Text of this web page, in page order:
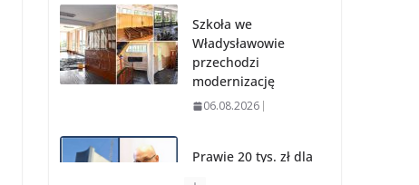
Szkoła we
Władysławowie
przechodzi
modernizację
06.08.2026
Prawie 20 tys. zł dla